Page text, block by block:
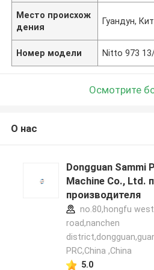
Место происхож
дения
Гуандун,
Номер модели Nitto 973
Осмотрите
О нас
Dongguan Sammi
Machine Co., Ltd.
производителя
no.80,hongfu west
road,nanchen
PRC,China ,China
5.0